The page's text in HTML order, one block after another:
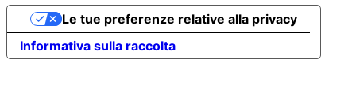
Informativa sulla raccolta
Le tue preferenze relative alla privacy